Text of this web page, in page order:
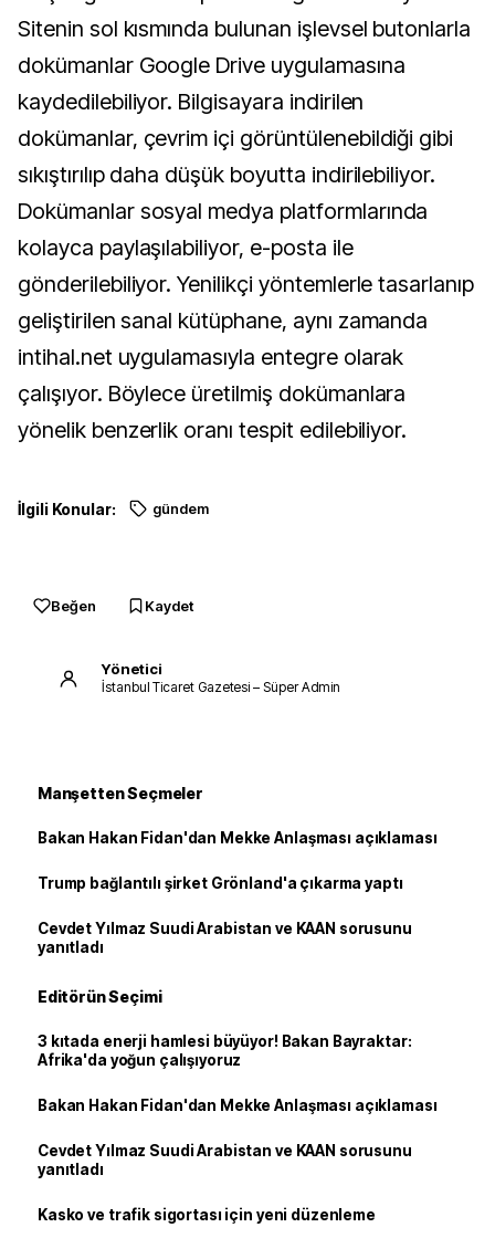
Sitenin sol kısmında bulunan işlevsel butonlarla
dokümanlar Google Drive uygulamasına
kaydedilebiliyor. Bilgisayara indirilen
dokümanlar, çevrim içi görüntülenebildiği gibi
sıkıştırılıp daha düşük boyutta indirilebiliyor.
Dokümanlar sosyal medya platformlarında
kolayca paylaşılabiliyor, e-posta ile
gönderilebiliyor. Yenilikçi yöntemlerle tasarlanıp
geliştirilen sanal kütüphane, aynı zamanda
intihal.net uygulamasıyla entegre olarak
çalışıyor. Böylece üretilmiş dokümanlara
yönelik benzerlik oranı tespit edilebiliyor.
İlgili Konular: gündem
Beğen Kaydet
Yönetici
İstanbul Ticaret Gazetesi – Süper Admin
Manşetten Seçmeler
Bakan Hakan Fidan'dan Mekke Anlaşması açıklaması
Trump bağlantılı şirket Grönland'a çıkarma yaptı
Cevdet Yılmaz Suudi Arabistan ve KAAN sorusunu
yanıtladı
Editörün Seçimi
3 kıtada enerji hamlesi büyüyor! Bakan Bayraktar:
Afrika'da yoğun çalışıyoruz
Bakan Hakan Fidan'dan Mekke Anlaşması açıklaması
Cevdet Yılmaz Suudi Arabistan ve KAAN sorusunu
yanıtladı
Kasko ve trafik sigortası için yeni düzenleme